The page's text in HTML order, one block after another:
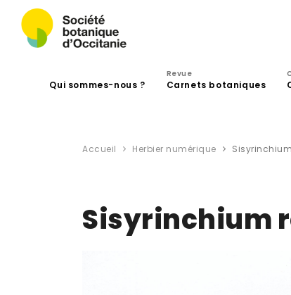
Qui sommes-nous ?
Revue
Carnets botaniques
Accueil Herbier numérique
Sisyrinchium